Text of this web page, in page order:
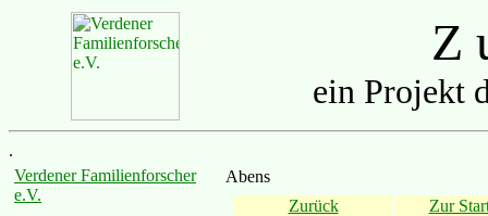
Z
ein Projekt
.
Verdener Familienforscher
e.V.
Abens
Zurück
Zur